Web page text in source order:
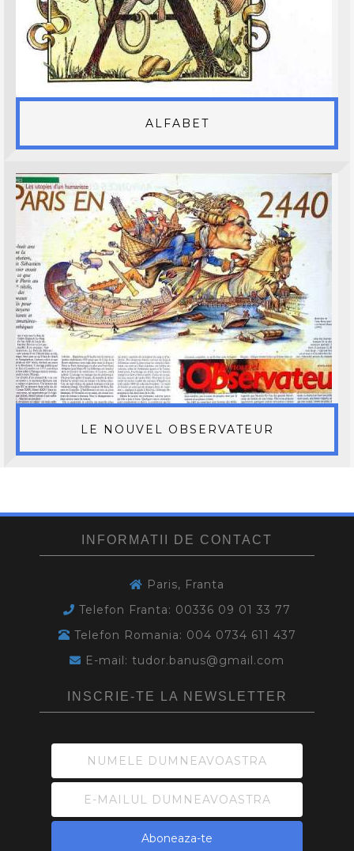
ALFABET
LE NOUVEL OBSERVATEUR
INFORMATII DE CONTACT
Paris, Franta
Telefon Franta: 00336 09 01 33 77
Telefon Romania: 004 0734 611 437
E-mail: tudor.banus@gmail.com
INSCRIE-TE LA NEWSLETTER
Aboneaza-te